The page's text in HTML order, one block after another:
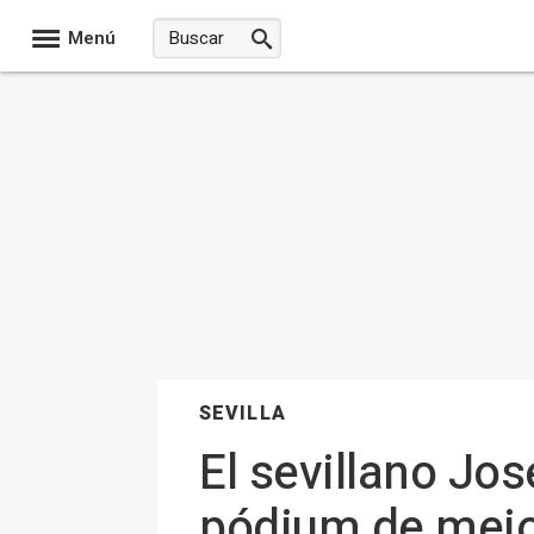
Menú
SEVILLA
El sevillano